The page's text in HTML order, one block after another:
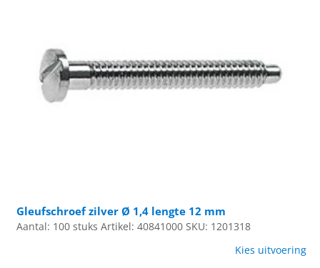
Gleufschroef zilver Ø 1,4 lengte 12 mm
Aantal: 100 stuks Artikel: 40841000 SKU: 1201318
Kies uitvoering